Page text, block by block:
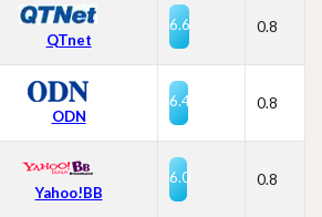
QTnet
6.6 0.8
ODN
6.4 0.8
Yahoo!BB
6.0 0.8